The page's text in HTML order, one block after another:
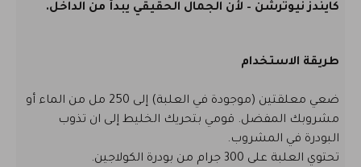
كايندز نيوترشن – لأن الجمال الحقيقي يبدأ من الداخل.
طريقة الاستخدام
ضعي معلقتين (موجودة في العلبة) إلى 250 مل من الماء أو
مشروبك المفضل. قومي بتحريك الخليط إلى ان تذوب
البودرة في المشروب.
تحتوي العلبة على 300 جرام من بودرة الكولاجين.